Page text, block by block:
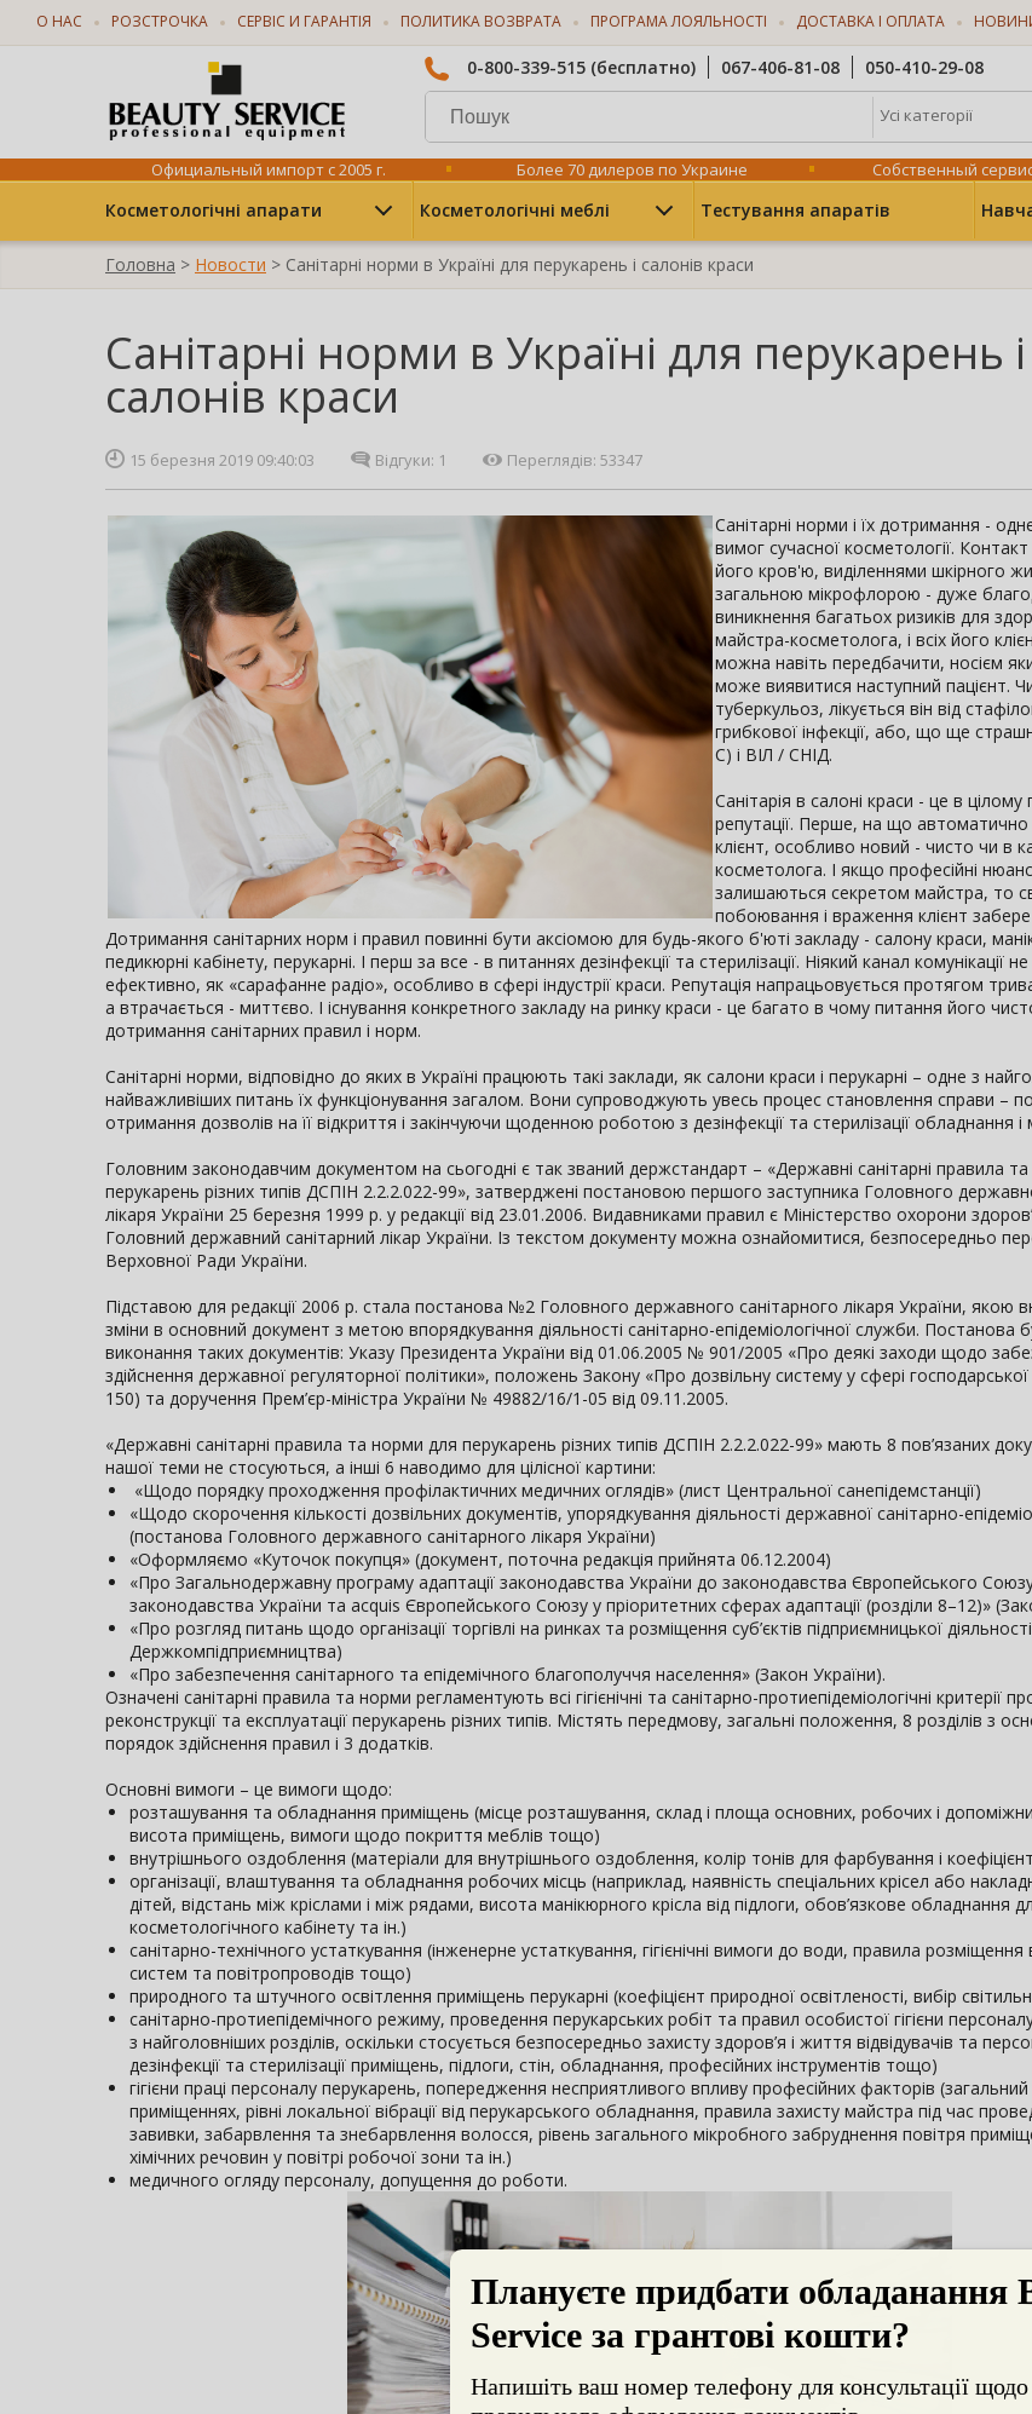
О НАС РОЗСТРОЧКА СЕРВІС И ГАРАНТІЯ ПОЛИТИКА ВОЗВРАТА ПРОГРАМА ЛОЯЛЬНОСТІ ДОСТАВКА І ОПЛАТА
0-800-339-515 (бесплатно) 067-406-81-08 050-410-29-08
Усі категорії
Официальный импорт с 2005 г. Более 70 дилеров по Украине Собственный
Косметологічні апарати Косметологічні меблі Тестування апаратів
Головна > Новости > Санітарні норми в Україні для перукарень і салонів краси
Санітарні норми в Україні для перукарень і
салонів краси
15 березня 2019 09:40:03 Відгуки: 1 Переглядів: 53347
Санітарні норми і їх дотримання -
вимог сучасної косметології. Контакт
його кров'ю, виділеннями шкірного
загальною мікрофлорою - дуже
виникнення багатьох ризиків для
майстра-косметолога, і всіх його
можна навіть передбачити, носієм
може виявитися наступний пацієнт.
туберкульоз, лікується він від
грибкової інфекції, або, що ще
С) і ВІЛ / СНІД.
Санітарія в салоні краси - це в
репутації. Перше, на що автоматично
клієнт, особливо новий - чисто чи в
косметолога. І якщо професійні
залишаються секретом майстра, то
побоювання і враження клієнт
Дотримання санітарних норм і правил повинні бути аксіомою для будь-якого б'юті закладу - салону краси,
педикюрні кабінету, перукарні. І перш за все - в питаннях дезінфекції та стерилізації. Ніякий канал комунікації
ефективно, як «сарафанне радіо», особливо в сфері індустрії краси. Репутація напрацьовується протягом
а втрачається - миттєво. І існування конкретного закладу на ринку краси - це багато в чому питання його
дотримання санітарних правил і норм.
Санітарні норми, відповідно до яких в Україні працюють такі заклади, як салони краси і перукарні – одне з
найважливіших питань їх функціонування загалом. Вони супроводжують увесь процес становлення справи –
отримання дозволів на її відкриття і закінчуючи щоденною роботою з дезінфекції та стерилізації обладнання і
Головним законодавчим документом на сьогодні є так званий держстандарт – «Державні санітарні правила
перукарень різних типів ДСПІН 2.2.2.022-99», затверджені постановою першого заступника Головного
лікаря України 25 березня 1999 р. у редакції від 23.01.2006. Видавниками правил є Міністерство охорони
Головний державний санітарний лікар України. Із текстом документу можна ознайомитися, безпосередньо
Верховної Ради України.
Підставою для редакції 2006 р. стала постанова №2 Головного державного санітарного лікаря України, якою
зміни в основний документ з метою впорядкування діяльності санітарно-епідеміологічної служби. Постанова
виконання таких документів: Указу Президента України від 01.06.2005 № 901/2005 «Про деякі заходи щодо
здійснення державної регуляторної політики», положень Закону «Про дозвільну систему у сфері господарської
150) та доручення Прем’єр-міністра України № 49882/16/1-05 від 09.11.2005.
«Державні санітарні правила та норми для перукарень різних типів ДСПІН 2.2.2.022-99» мають 8 пов’язаних
нашої теми не стосуються, а інші 6 наводимо для цілісної картини:
«Щодо порядку проходження профілактичних медичних оглядів» (лист Центральної санепідемстанції)
«Щодо скорочення кількості дозвільних документів, упорядкування діяльності державної санітарно-
(постанова Головного державного санітарного лікаря України)
«Оформляємо «Куточок покупця» (документ, поточна редакція прийнята 06.12.2004)
«Про Загальнодержавну програму адаптації законодавства України до законодавства Європейського
законодавства України та acquis Європейського Союзу у пріоритетних сферах адаптації (розділи 8–12)»
«Про розгляд питань щодо організації торгівлі на ринках та розміщення суб’єктів підприємницької
Держкомпідприємництва)
«Про забезпечення санітарного та епідемічного благополуччя населення» (Закон України).
Означені санітарні правила та норми регламентують всі гігієнічні та санітарно-протиепідеміологічні критерії
реконструкції та експлуатації перукарень різних типів. Містять передмову, загальні положення, 8 розділів з
порядок здійснення правил і 3 додатків.
Основні вимоги – це вимоги щодо:
розташування та обладнання приміщень (місце розташування, склад і площа основних, робочих і
висота приміщень, вимоги щодо покриття меблів тощо)
внутрішнього оздоблення (матеріали для внутрішнього оздоблення, колір тонів для фарбування і
організації, влаштування та обладнання робочих місць (наприклад, наявність спеціальних крісел або
дітей, відстань між кріслами і між рядами, висота манікюрного крісла від підлоги, обов’язкове обладнання
косметологічного кабінету та ін.)
санітарно-технічного устаткування (інженерне устаткування, гігієнічні вимоги до води, правила розміщення
систем та повітропроводів тощо)
природного та штучного освітлення приміщень перукарні (коефіцієнт природної освітленості, вибір
санітарно-протиепідемічного режиму, проведення перукарських робіт та правил особистої гігієни
з найголовніших розділів, оскільки стосується безпосередньо захисту здоров’я і життя відвідувачів та
дезінфекції та стерилізації приміщень, підлоги, стін, обладнання, професійних інструментів тощо)
гігієни праці персоналу перукарень, попередження несприятливого впливу професійних факторів
приміщеннях, рівні локальної вібрації від перукарського обладнання, правила захисту майстра під час
завивки, забарвлення та знебарвлення волосся, рівень загального мікробного забруднення повітря
хімічних речовин у повітрі робочої зони та ін.)
медичного огляду персоналу, допущення до роботи.